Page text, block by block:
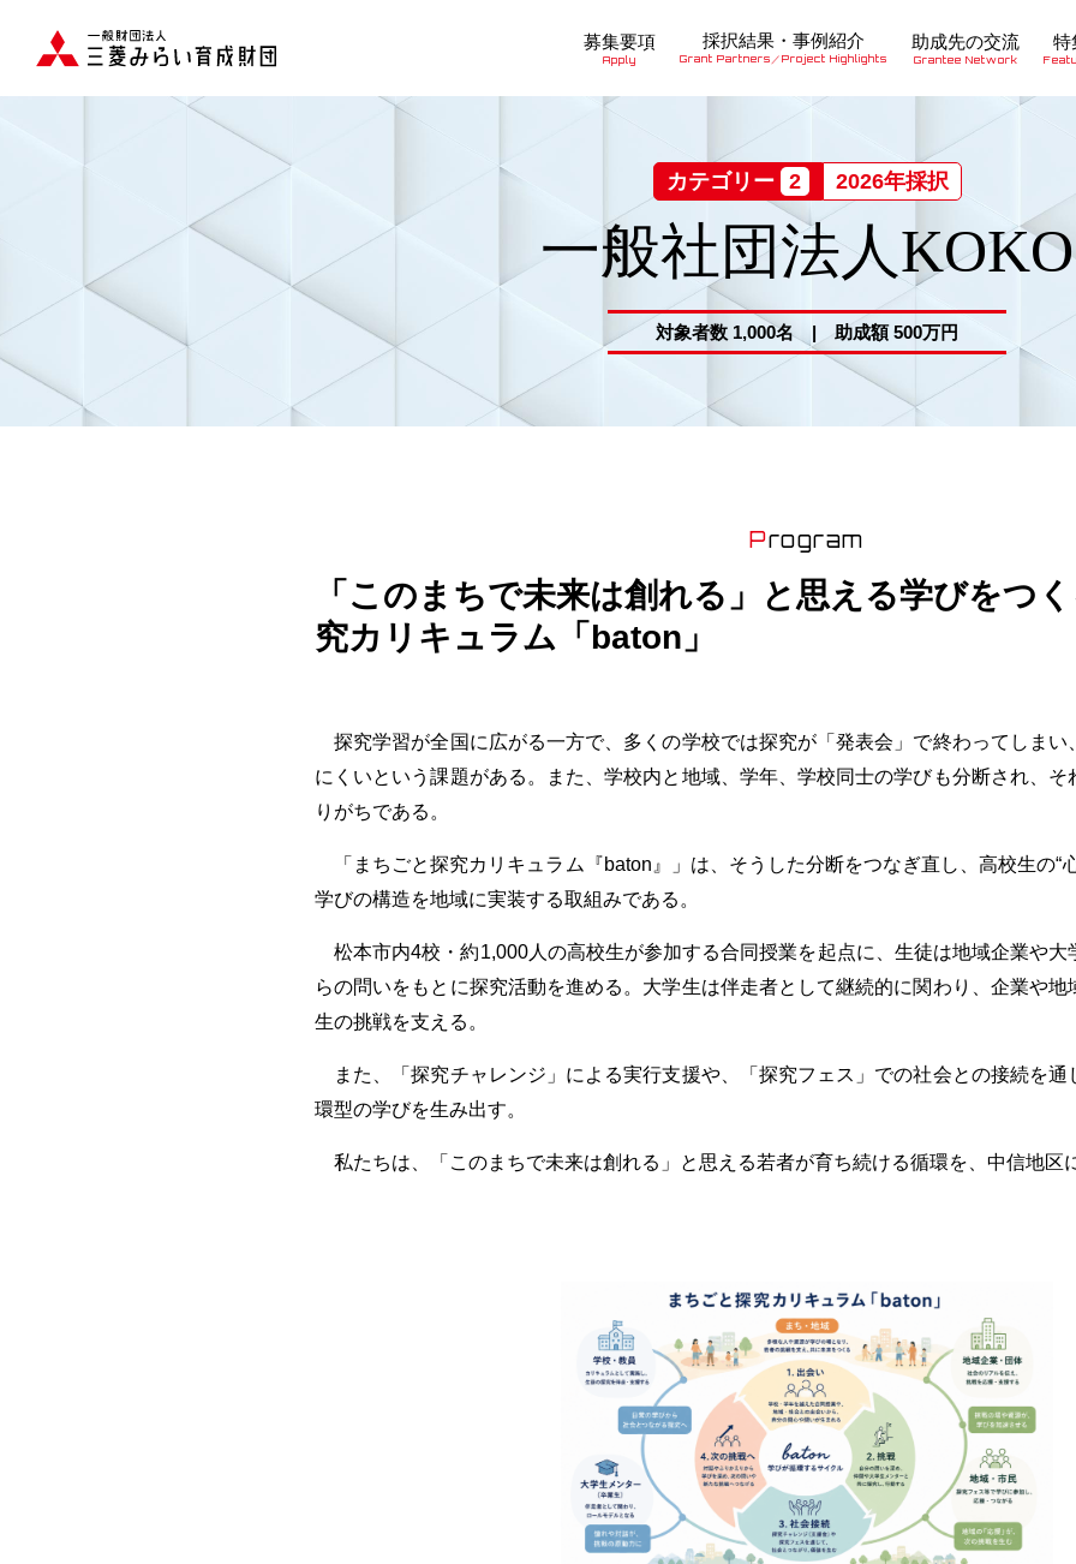
募集要項
Apply
採択結果・事例紹介
Grant Partners／Project Highlights
助成先の交流
Grantee Network
特
カテゴリー 2 2026年採択
一般社団法人KOKO
対象者数 1,000名 | 助成額 500万円
Program
「このまちで未来は創れる」と思える学びをつ
究カリキュラム「baton」
探究学習が全国に広がる一方で、多くの学校では探究が「発表会」で終わってしまい
にくいという課題がある。また、学校内と地域、学年、学校同士の学びも分断され、そ
りがちである。
「まちごと探究カリキュラム『baton』」は、そうした分断をつなぎ直し、高校生の“
学びの構造を地域に実装する取組みである。
松本市内4校・約1,000人の高校生が参加する合同授業を起点に、生徒は地域企業や大
らの問いをもとに探究活動を進める。大学生は伴走者として継続的に関わり、企業や地
生の挑戦を支える。
また、「探究チャレンジ」による実行支援や、「探究フェス」での社会との接続を通
環型の学びを生み出す。
私たちは、「このまちで未来は創れる」と思える若者が育ち続ける循環を、中信地区